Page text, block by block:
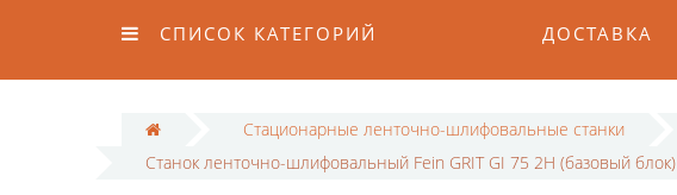
СПИСОК КАТЕГОРИЙ ДОСТАВКА
Стационарные ленточно-шлифовальные станки
Станок ленточно-шлифовальный Fein GRIT GI 75 2H (базовый блок)